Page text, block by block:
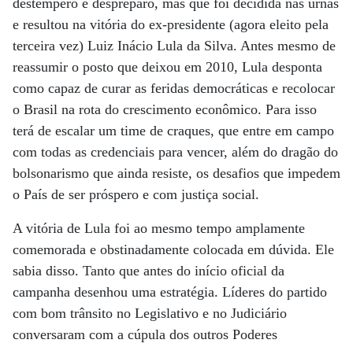
destempero e despreparo, mas que foi decidida nas urnas
e resultou na vitória do ex-presidente (agora eleito pela
terceira vez) Luiz Inácio Lula da Silva. Antes mesmo de
reassumir o posto que deixou em 2010, Lula desponta
como capaz de curar as feridas democráticas e recolocar
o Brasil na rota do crescimento econômico. Para isso
terá de escalar um time de craques, que entre em campo
com todas as credenciais para vencer, além do dragão do
bolsonarismo que ainda resiste, os desafios que impedem
o País de ser próspero e com justiça social.
A vitória de Lula foi ao mesmo tempo amplamente
comemorada e obstinadamente colocada em dúvida. Ele
sabia disso. Tanto que antes do início oficial da
campanha desenhou uma estratégia. Líderes do partido
com bom trânsito no Legislativo e no Judiciário
conversaram com a cúpula dos outros Poderes